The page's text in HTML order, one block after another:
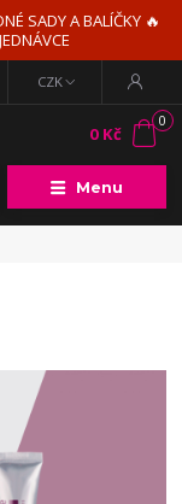
SADY A BALÍČKY 🔥
Menu
CZK
0
0 Kč